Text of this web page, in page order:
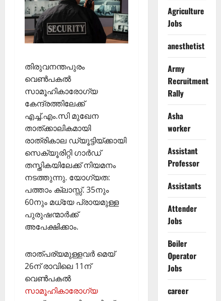
തിരുവനന്തപുരം
വെണ്‍പകല്‍
സാമൂഹികാരോഗ്യ
കേന്ദ്രത്തിലേക്ക്
എച്ച്.എം.സി മുഖേന
താത്ക്കാലികമായി
രാത്രികാല ഡ്യൂട്ടിയ്ക്കായി
സെക്യൂരിറ്റി ഗാര്‍ഡ്
തസ്തികയിലേക്ക് നിയമനം
നടത്തുന്നു. യോഗ്യത:
പത്താം ക്ലാസ്സ്. 35നും
60നും മധ്യേ പ്രായമുള്ള
പുരുഷന്മാര്‍ക്ക്
അപേക്ഷിക്കാം.
താത്പര്യമുള്ളവര്‍ മെയ്
26ന് രാവിലെ 11ന്
വെണ്‍പകല്‍
സാമൂഹികാരോഗ്യ
Agriculture
Jobs
anesthetist
Army
Recruitment
Rally
Asha
worker
Assistant
Professor
Assistants
Attender
Jobs
Boiler
Operator
Jobs
career